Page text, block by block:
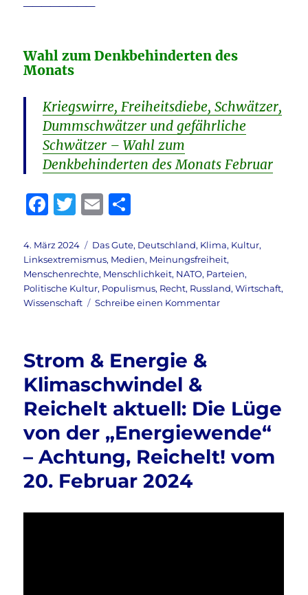
Wahl zum Denkbehinderten des
Monats
Kriegswirre, Freiheitsdiebe, Schwätzer,
Dummschwätzer und gefährliche
Schwätzer – Wahl zum
Denkbehinderten des Monats Februar
F
c
e
b
o
k
T
it
te
r
E
ai
l
le
n
Veröffentlicht
am
4. März 2024 Kategorien
Das Gute, Deutschland, Klima, Kultur,
Linksextremismus, Medien, Meinungsfreiheit,
Menschenrechte, Menschlichkeit, NATO, Parteien,
Politische Kultur, Populismus, Recht, Russland,Wirtschaft,
Wissenschaft
Schreibe einen Kommentarzu
Kriegsvorbereitung
aktuell:
Sciencefiles
ausführlich
Strom & Energie &
Klimaschwindel &
Reichelt aktuell: Die Lüge
von der „Energiewende“
– Achtung, Reichelt! vom
20. Februar 2024